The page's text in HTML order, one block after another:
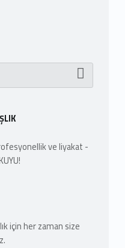
ve liyakat -
için her zaman size